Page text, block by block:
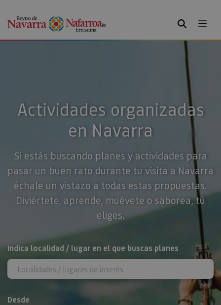
BUSCAR
Actividades organizadas
en Navarra
Si estás buscando planes y actividades para
pasar un buen rato durante tu visita a Navarra
échale un vistazo a todas estas propuestas.
Diviértete, aprende, muévete o saborea, tú
eliges.
BUSCAR
Indica localidad / lugar en el que buscas planes
Desde